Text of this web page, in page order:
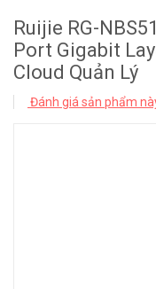
Ruijie RG-
Port Gigabit
Cloud Quản Lý
Đánh giá sản phẩm